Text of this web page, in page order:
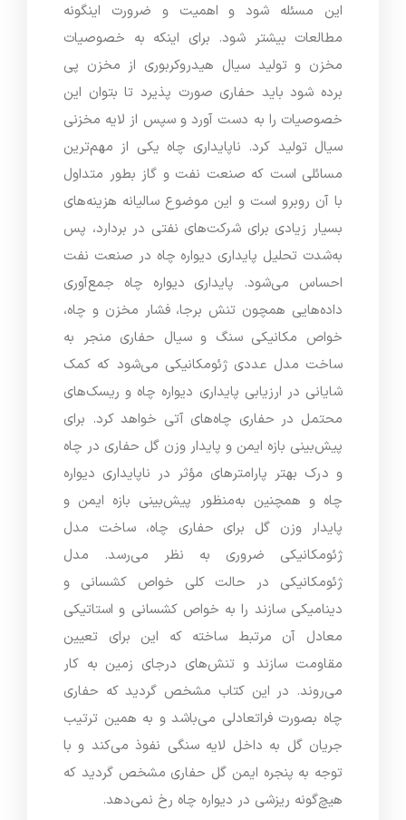
این مسئله شود و اهمیت و ضرورت اینگونه
مطالعات بیشتر شود. برای اینکه به خصوصیات
مخزن و تولید سیال هیدروکربوری از مخزن پی
برده شود باید حفاری صورت پذیرد تا بتوان این
خصوصیات را به دست آورد و سپس از لایه مخزنی
سیال تولید کرد. ناپایداری چاه یکی از مهم‌ترین
مسائلی است که صنعت نفت و گاز بطور متداول
با آن روبرو است و این موضوع سالیانه هزینه‌های
بسیار زیادی برای شرکت‌های نفتی در بردارد، پس
به‌شدت تحلیل پایداری دیواره چاه در صنعت نفت
احساس می‌شود. پایداری دیواره چاه جمع‌آوری
داده‌هایی همچون تنش برجا، فشار مخزن و چاه،
خواص مکانیکی سنگ و سیال حفاری منجر به
ساخت مدل عددی ژئومکانیکی می‌شود که کمک
شایانی در ارزیابی پایداری دیواره چاه و ریسک‌های
محتمل در حفاری چاه‌های آتی خواهد کرد. برای
پیش‌بینی بازه ایمن و پایدار وزن گل حفاری در چاه
و درک بهتر پارامترهای مؤثر در ناپایداری دیواره
چاه و همچنین به‌منظور پیش‌بینی بازه ایمن و
پایدار وزن گل برای حفاری چاه، ساخت مدل
ژئومکانیکی ضروری به نظر می‌رسد. مدل
ژئومکانیکی در حالت کلی خواص کشسانی و
دینامیکی سازند را به خواص کشسانی و استاتیکی
معادل آن مرتبط ساخته که این برای تعیین
مقاومت سازند و تنش‌های درجای زمین به کار
می‌روند. در این کتاب مشخص گردید که حفاری
چاه بصورت فراتعادلی می‌باشد و به همین ترتیب
جریان گل به داخل لایه سنگی نفوذ می‌کند و با
توجه به پنجره ایمن گل حفاری مشخص گردید که
هیچ‌گونه ریزشی در دیواره چاه رخ نمی‌دهد.